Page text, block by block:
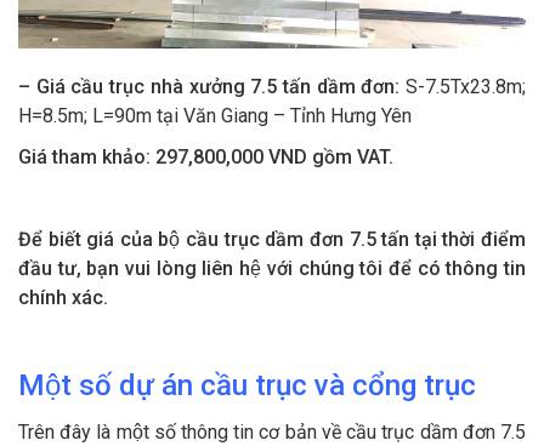
– Giá cầu trục nhà xưởng 7.5 tấn dầm đơn:S-7.5Tx23.8m;
H=8.5m; L=90m tại Văn Giang – Tỉnh Hưng Yên
Giá tham khảo: 297,800,000 VND gồm VAT.
Để biết giá của bộ cầu trục dầm đơn 7.5 tấn tại thời điểm
đầu tư, bạn vui lòng liên hệ với chúng tôi để có thông tin
chính xác.
Một số dự án cầu trục và cổng trục
Trên đây là một số thông tin cơ bản về cầu trục dầm đơn 7.5